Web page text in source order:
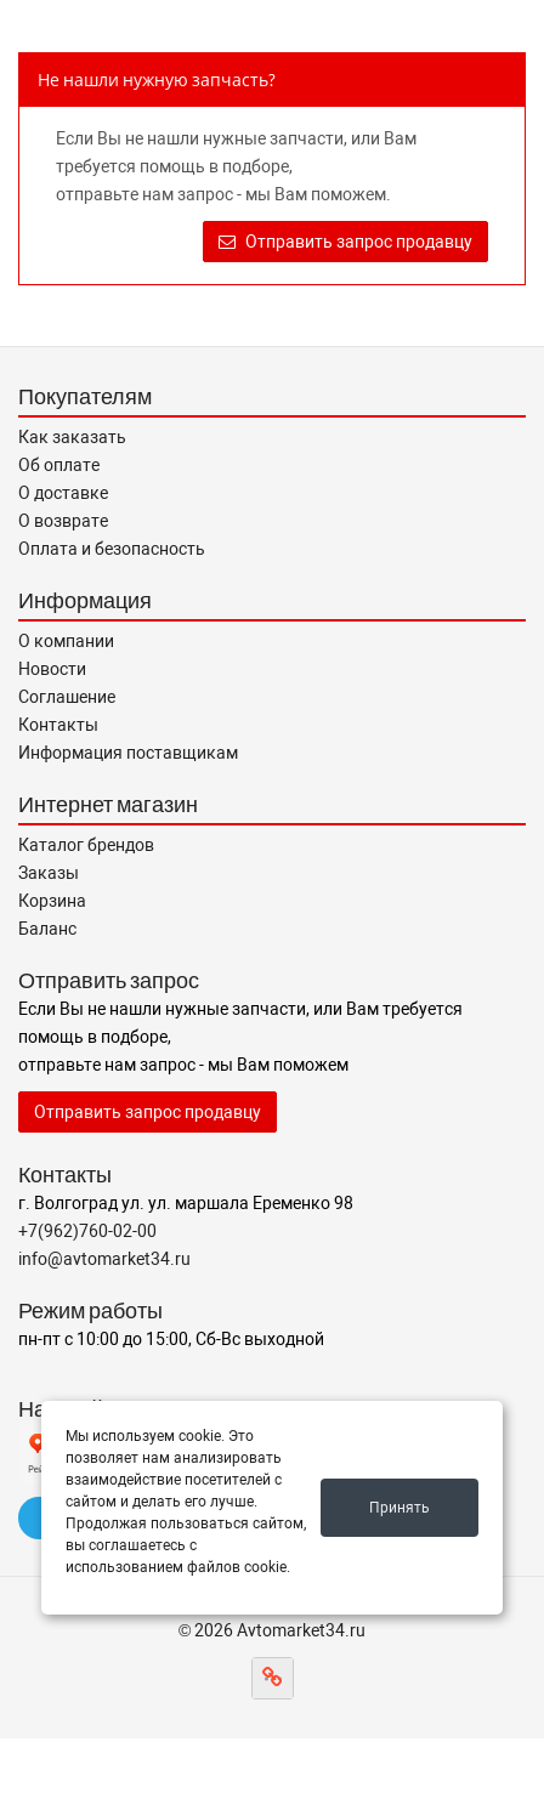
части к той или иной марке автомобиля, то есть на
предлагаемых к продаже запасных частей для
автомобилей и их производителей, не нарушает права
правообладателей указанных товарных знаков.
Требование предоставлять покупателю необходимую и
достоверную информацию о товаре, предлагаемом к
«О защите прав потребителей».
Не нашли нужную запчасть?
Если Вы не нашли нужные запчасти, или Вам
требуется помощь в подборе,
отправьте нам запрос - мы Вам поможем.
Отправить запрос продавцу
Покупателям
Как заказать
Об оплате
О доставке
О возврате
Оплата и безопасность
Информация
О компании
Новости
Соглашение
Контакты
Информация поставщикам
Интернет магазин
Каталог брендов
Заказы
Корзина
Баланс
Отправить запрос
Если Вы не нашли нужные запчасти, или Вам требуется
помощь в подборе,
отправьте нам запрос - мы Вам поможем
Отправить запрос продавцу
Контакты
г. Волгоград ул. ул. маршала Еременко 98
+7(962)760-02-00
info@avtomarket34.ru
Режим работы
пн-пт с 10:00 до 15:00, Сб-Вс выходной
Наш рейтинг на Яндексе
✍️ Оставить отзыв
© 2026 Avtomarket34.ru
Мы используем cookie. Это
позволяет нам анализировать
взаимодействие посетителей с
сайтом и делать его лучше.
Продолжая пользоваться сайтом,
вы соглашаетесь с
использованием файлов cookie.
Принять